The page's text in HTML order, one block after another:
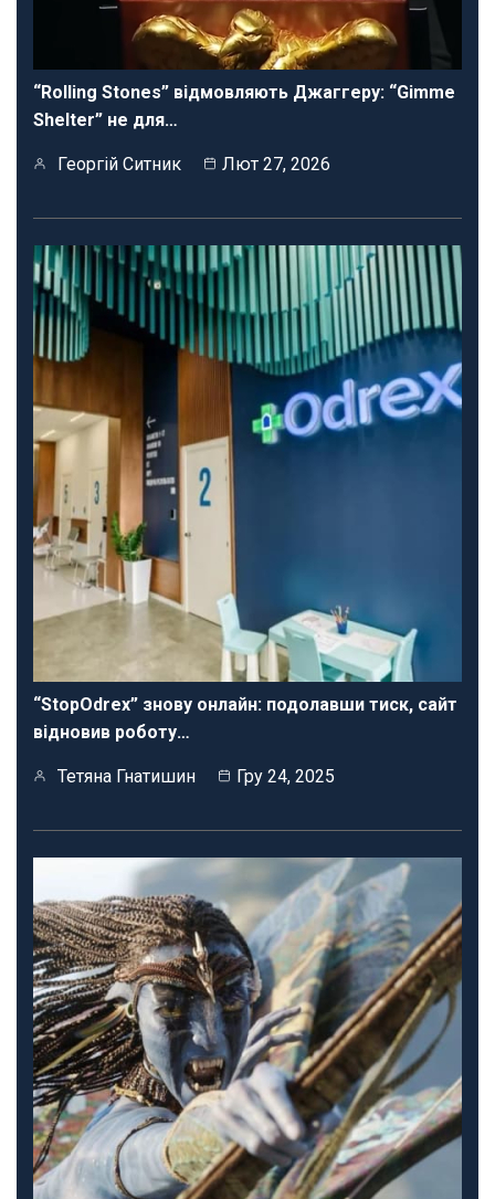
“Rolling Stones” відмовляють Джаггеру: “Gimme
Shelter” не для…
Георгій Ситник Лют 27, 2026
“StopOdrex” знову онлайн: подолавши тиск, сайт
відновив роботу…
Тетяна Гнатишин Гру 24, 2025